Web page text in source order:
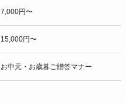
7,000円〜
15,000円〜
お中元・お歳暮ご贈答マナー